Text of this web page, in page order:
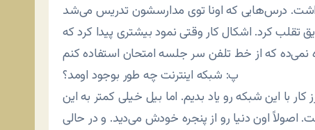
درس‌هایی که اونا توی مدارسشون تدریس می‌شد
تقلب کرد. اشکال کار وقتی نمود بیشتری پیدا کرد که
پ‌: شبکه اینترنت چه طور بوجود اومد؟
با این شبکه رو یاد بدیم. اما بیل خیلی کمتر به این
اصولاً اون دنیا رو از پنجره خودش می‌دید. و در حالی